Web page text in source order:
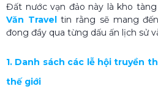
Đất nước vạn đảo này là kho
Văn Traveltin rằng sẽ mang
đong đầy qua từng dấu ấn lịch sử
1. Danh sách các lễ hội truyền
thế giới